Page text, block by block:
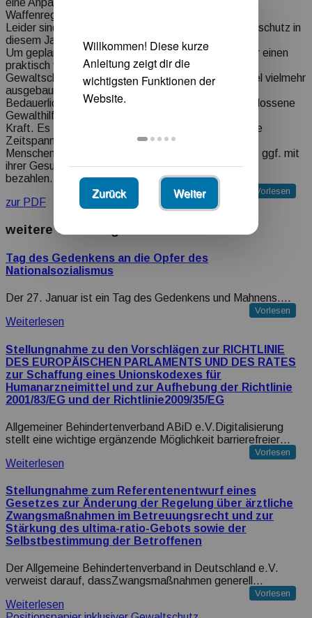
eine Anpassung des
Waffenregistergesetzes geplant ist.
Leider sind teilweise finanzielle Mittel f¸r den Gewaltschutz in
diesem Jahr eher gek¸rzt worden.
Um geplante rechtliche Neuregelungen aber auch f¸r einen
praktisch verbesserten
Gewaltschutz umzusetzen, m¸ssten finanzielle Mittel vielmehr
ausgebaut werden.
Bedauerlicherweise tritt das im Februar 2025 beschlossene
Gewalthilfegesetz erst 2032 in
Kraft. Es fehlen ‹bergangsregelungen f¸r diese grofle
Zeitspanne, da bereits jetzt tausende
Menschen auf einen Gewaltschutz angewiesen sind, ggf. mit
ihrer Gesundheit und Leben daf¸r
bezahlen.
zur PDF
Vorlesen
weitere Vorschläge für Sie
Tag des Gedenkens an die Opfer des
Nationalsozialismus
Der 27. Januar ist ein Tag des Gedenkens und Mahnens.…
Weiterlesen
Vorlesen
Stellungnahme zu den Vorschlägen zur RICHTLINIE
DES EUROPÄISCHEN PARLAMENTS UND DES RATES
zur Schaffung eines Unionskodexes für
Humanarzneimittel und zur Aufhebung der Richtlinie
2001/83/EG und der Richtlinie2009/35/EG
Allgemeiner Behindertenverband ABiD e.V.Digitalisierung
stellt eine wichtige ergänzende Möglichkeit barrierefreier…
Weiterlesen
Vorlesen
Stellungnahme zum Referentenentwurf eines
Gesetzes zur Änderung der Regelung über ärztliche
Zwangsmaßnahmen im Betreuungsrecht und zur
Stärkung des ultima-ratio-Gebots sowie der
Selbstbestimmung der Betroffenen
Der Allgemeine Behindertenverband in Deutschland e.V.
verweist darauf, dassZwangsmaßnahmen generell…
Weiterlesen
Vorlesen
Zurück Weiter